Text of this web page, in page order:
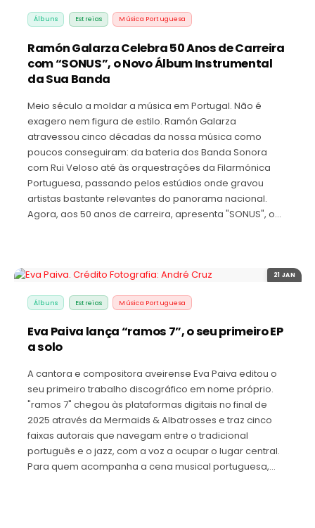
Álbuns Estreias Música Portuguesa
Ramón Galarza Celebra 50 Anos de Carreira
com “SONUS”, o Novo Álbum Instrumental
da Sua Banda
Meio século a moldar a música em Portugal. Não é
exagero nem figura de estilo. Ramón Galarza
atravessou cinco décadas da nossa música como
poucos conseguiram: da bateria dos Banda Sonora
com Rui Veloso até às orquestrações da Filarmónica
Portuguesa, passando pelos estúdios onde gravou
artistas bastante relevantes do panorama nacional.
Agora, aos 50 anos de carreira, apresenta "SONUS", o…
21 JAN
Álbuns Estreias Música Portuguesa
Eva Paiva lança “ramos 7”, o seu primeiro EP
a solo
A cantora e compositora aveirense Eva Paiva editou o
seu primeiro trabalho discográfico em nome próprio.
"ramos 7" chegou às plataformas digitais no final de
2025 através da Mermaids & Albatrosses e traz cinco
faixas autorais que navegam entre o tradicional
português e o jazz, com a voz a ocupar o lugar central.
Para quem acompanha a cena musical portuguesa,…